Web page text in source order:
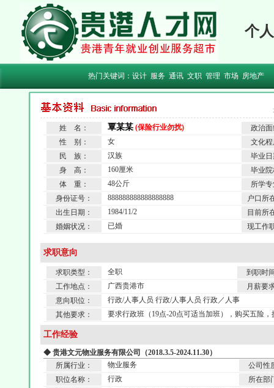
个
热门关键词： 设计 服务 通讯 文职 管理 市场 房地产
姓 名： 覃某某 (保险行业勿扰)
政治
性 别：
女
文化
民 族：
汉族
毕业
身 高：
160厘米
毕业
体 重：
48公斤
所学
身份证号：
888888888888888888
户口所
出生日期：
1984/11/2
目前所
婚姻状况：
已婚 现工作
求职意向
求职类型： 全职
到职时
工作地点：
广西贵港市
月薪要
意向职位：
行政/人事人员 行政/人事人员 行政／人事
其他要求：
要求行政班（19点-20点可适当加班），购买五险
工作经验
◆ 贵港文元物业服务有限公司（2018.3.5-2024.11.30）
所属行业：
物业服务
公司性
职位名称：
行政
所在部